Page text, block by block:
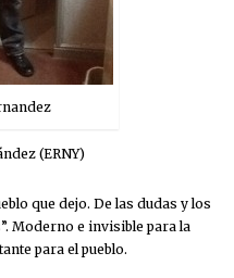
(ERNY)
que dejo. De las dudas y los
Moderno e invisible para la
para el pueblo.